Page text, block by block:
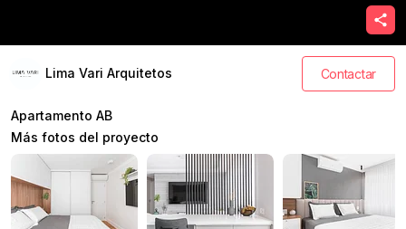
Lima Vari Arquitetos Contactar
Apartamento AB
Más fotos del proyecto